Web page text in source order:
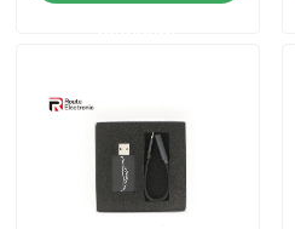
A propos de nous
Visite d'usine